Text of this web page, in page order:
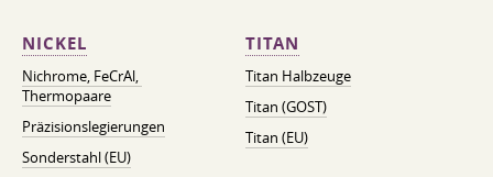
NICKEL
Nichrome, FeСrAl, ​​
Thermopaare
Präzisionslegierungen
Sonderstahl (EU)
TITAN
Titan Halbzeuge
Titan (GOST)
Titan (EU)